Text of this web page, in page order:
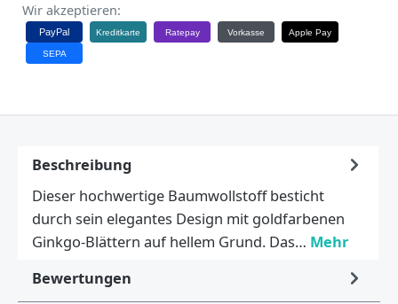
Wir akzeptieren:
PayPal Kreditkarte Ratepay Vorkasse Apple Pay
SEPA
Beschreibung
Dieser hochwertige Baumwollstoff besticht
durch sein elegantes Design mit goldfarbenen
Ginkgo-Blättern auf hellem Grund. Das… Mehr
Bewertungen